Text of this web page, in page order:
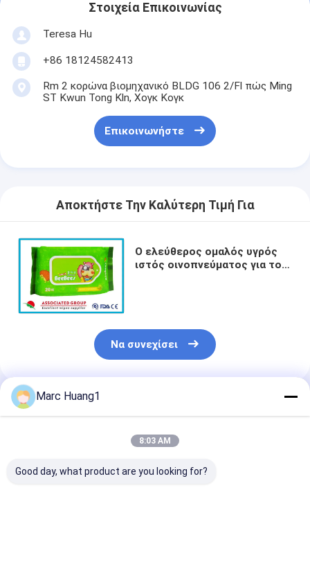
Στοιχεία Επικοινωνίας
Teresa Hu
+86 18124582413
Rm 2 κορώνα βιομηχανικό BLDG 106 2/Fl πώς Ming
ST Kwun Tong Kln, Χογκ Κογκ
Επικοινωνήστε
Αποκτήστε Την Καλύτερη Τιμή Για
Ο ελεύθερος ομαλός υγρός
ιστός οινοπνεύματος για το
Να συνεχίσει
Συνιστώμενα Προϊόντα
Marc Huang1
8:03 AM
Good day, what product are you looking for?